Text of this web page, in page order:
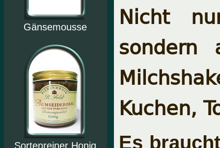
Gänsemousse
Sortenreiner Honig
Nicht
sondern
Kuchen,
Es